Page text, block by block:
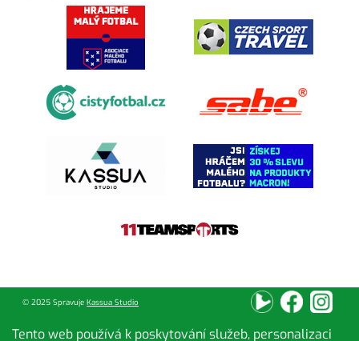
© 2025 Spravuje Kassua Studio
Tento web používá k poskytování služeb, personalizaci